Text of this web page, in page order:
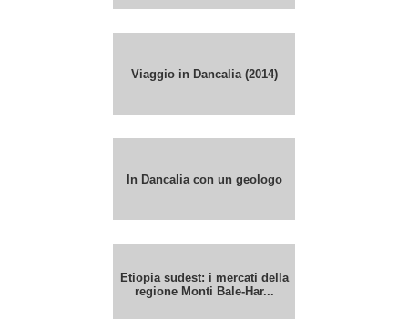
Viaggio in Dancalia (2014)
In Dancalia con un geologo
Etiopia sudest: i mercati della
regione Monti Bale-Har...